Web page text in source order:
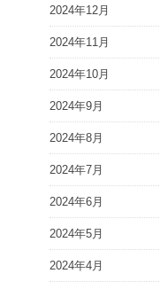
2024年12月
2024年11月
2024年10月
2024年9月
2024年8月
2024年7月
2024年6月
2024年5月
2024年4月